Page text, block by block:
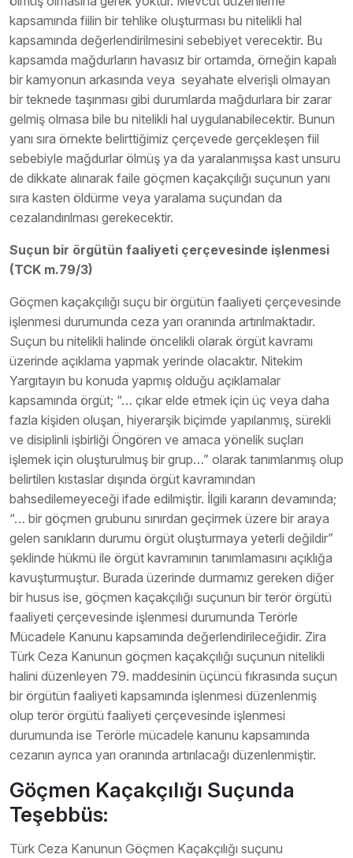
kapsamında fiilin bir tehlike oluşturması bu nitelikli hal
kapsamında değerlendirilmesini sebebiyet verecektir. Bu
kapsamda mağdurların havasız bir ortamda, örneğin kapalı
bir kamyonun arkasında veya seyahate elverişli olmayan
bir teknede taşınması gibi durumlarda mağdurlara bir zarar
gelmiş olmasa bile bu nitelikli hal uygulanabilecektir. Bunun
yanı sıra örnekte belirttiğimiz çerçevede gerçekleşen fiil
sebebiyle mağdurlar ölmüş ya da yaralanmışsa kast unsuru
de dikkate alınarak faile göçmen kaçakçılığı suçunun yanı
sıra kasten öldürme veya yaralama suçundan da
cezalandırılması gerekecektir.
Suçun bir örgütün faaliyeti çerçevesinde işlenmesi
(TCK m.79/3)
Göçmen kaçakçılığı suçu bir örgütün faaliyeti çerçevesinde
işlenmesi durumunda ceza yarı oranında artırılmaktadır.
Suçun bu nitelikli halinde öncelikli olarak örgüt kavramı
üzerinde açıklama yapmak yerinde olacaktır. Nitekim
Yargıtayın bu konuda yapmış olduğu açıklamalar
kapsamında örgüt; “… çıkar elde etmek için üç veya daha
fazla kişiden oluşan, hiyerarşik biçimde yapılanmış, sürekli
ve disiplinli işbirliği Öngören ve amaca yönelik suçları
işlemek için oluşturulmuş bir grup…” olarak tanımlanmış olup
belirtilen kıstaslar dışında örgüt kavramından
bahsedilemeyeceği ifade edilmiştir. İlgili kararın devamında;
“… bir göçmen grubunu sınırdan geçirmek üzere bir araya
gelen sanıkların durumu örgüt oluşturmaya yeterli değildir”
şeklinde hükmü ile örgüt kavramının tanımlamasını açıklığa
kavuşturmuştur. Burada üzerinde durmamız gereken diğer
bir husus ise, göçmen kaçakçılığı suçunun bir terör örgütü
faaliyeti çerçevesinde işlenmesi durumunda Terörle
Mücadele Kanunu kapsamında değerlendirileceğidir. Zira
Türk Ceza Kanunun göçmen kaçakçılığı suçunun nitelikli
halini düzenleyen 79. maddesinin üçüncü fıkrasında suçun
bir örgütün faaliyeti kapsamında işlenmesi düzenlenmiş
olup terör örgütü faaliyeti çerçevesinde işlenmesi
durumunda ise Terörle mücadele kanunu kapsamında
cezanın ayrıca yarı oranında artırılacağı düzenlenmiştir.
Göçmen Kaçakçılığı Suçunda
Teşebbüs:
Türk Ceza Kanunun Göçmen Kaçakçılığı suçunu